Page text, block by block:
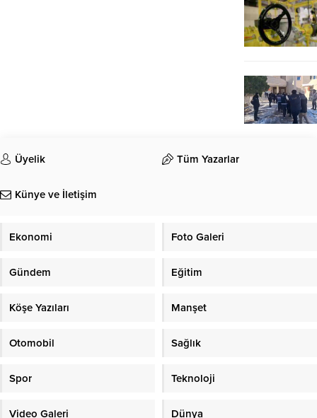
Üyelik Tüm Yazarlar
Künye ve İletişim
Ekonomi Foto Galeri
Gündem Eğitim
Köşe Yazıları Manşet
Otomobil Sağlık
Spor Teknoloji
Video Galeri Dünya